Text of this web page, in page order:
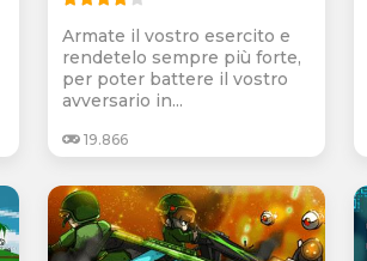
Armate il vostro esercito e
rendetelo sempre più forte,
per poter battere il vostro
avversario in...
19.866